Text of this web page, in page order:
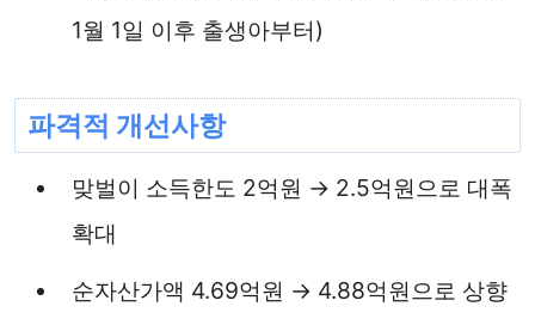
1월 1일 이후 출생아부터)
파격적 개선사항
맞벌이 소득한도 2억원 → 2.5억원으로 대폭
확대
순자산가액 4.69억원 → 4.88억원으로 상향